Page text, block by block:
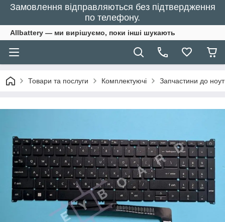
Замовлення відправляються без підтвердження
по телефону.
Allbattery — ми вирішуємо, поки інші шукають
Товари та послуги Комплектуючі Запчастини до